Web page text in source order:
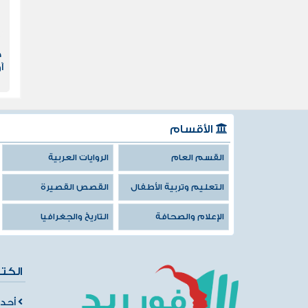
الأقسام
القسم العام الروايات العربية
التعليم وتربية الأطفال القصص القصيرة
الإعلام والصحافة التاريخ والجغرافيا